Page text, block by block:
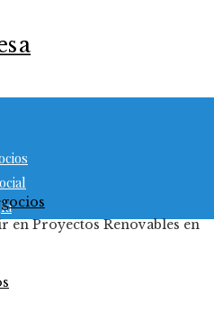
en Proyectos Renovables en